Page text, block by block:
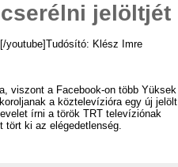
jelöltjét
youtube]Tudósító: Klész Imre
viszont a Facebook-on több Yüksek
a köztelevízióra egy új jelölt
írni a török TRT televíziónak
ki az elégedetlenség.